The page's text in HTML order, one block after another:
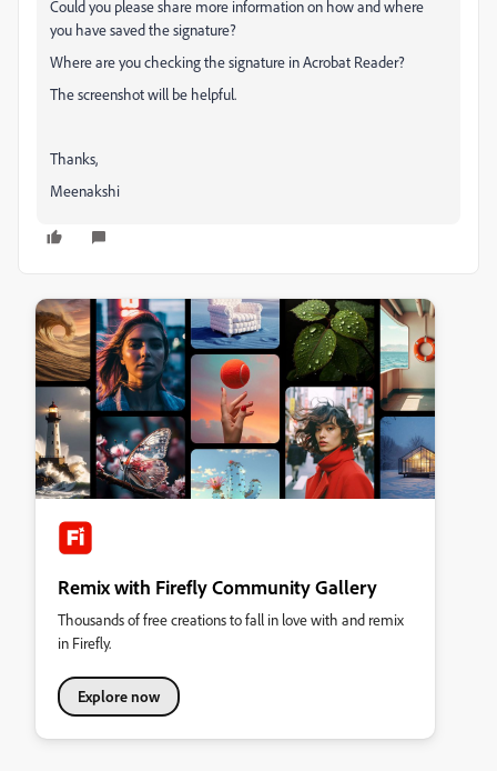
Could you please share more information on how and where
you have saved the signature?
Where are you checking the signature in Acrobat Reader?
The screenshot will be helpful.
Thanks,
Meenakshi
Remix with Firefly Community Gallery
Thousands of free creations to fall in love with and remix
in Firefly.
Explore now